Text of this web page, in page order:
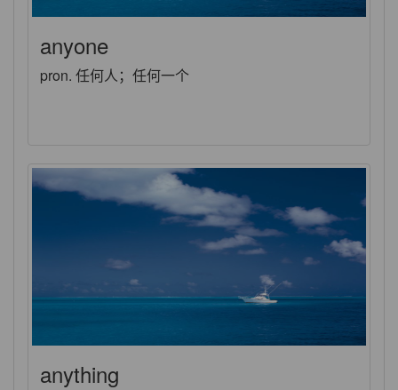
anyone
pron. 任何人；任何一个
anything